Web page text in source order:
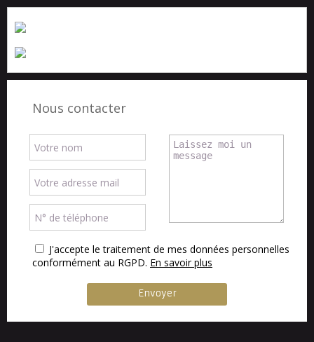
Nous contacter
J'accepte le traitement de mes données personnelles
conformément au RGPD. En savoir plus